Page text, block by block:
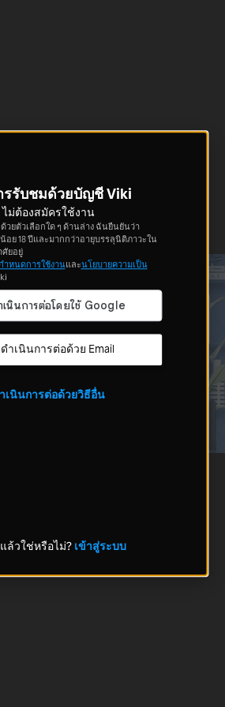
รรับชมด้วยบัญชี Viki
ไม่ต้องสมัครใช้งาน
วยตัวเลือกใด ๆ ด้านล่าง ฉันยืนยันว่า
อย 18 ปีและมากกว่าอายุบรรลุนิติภาวะใน
ยอยู่
ำหนดการใช้งานและนโยบายความเป็น
ดำเนินการต่อด้วย Email
เนินการต่อด้วยวิธีอื่น
ล้วใช่หรือไม่? เข้าสู่ระบบ